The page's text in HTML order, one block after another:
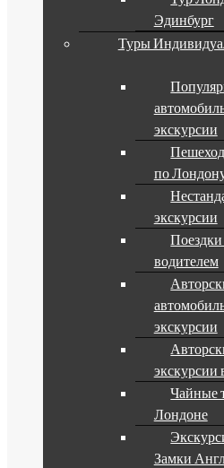
ВАЛЛИЙСКИЙ ОСТРОВ
Агентство недвижимости Strutt &
специальное предложение по
цене. Площадь острова
составляется 0,07 км.м., а средняя
Остров сдают в аренду на 20 лет
Сейчас сама территория
здания находятся в заброшенном
потенциальному арендатору
Эдинбург
Туры
экскурсии
по
экскурсии
Поездки
водителем
экскурсии
экскурсии
Чайные
Лондоне
Замки